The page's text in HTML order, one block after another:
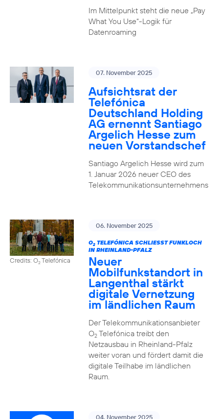
Im Mittelpunkt steht die neue „Pay
What You Use“-Logik für
Datenroaming
07. November 2025
Aufsichtsrat der
Telefónica
Deutschland Holding
AG ernennt Santiago
Argelich Hesse zum
neuen Vorstandschef
Santiago Argelich Hesse wird zum
1. Januar 2026 neuer CEO des
Telekommunikationsunternehmens
Credits: O2Telefónica
06. November 2025
O2TELEFÓNICA SCHLIESST FUNKLOCH I
N RHEINLAND-PFALZ
Neuer
Mobilfunkstandort in
Langenthal stärkt
digitale Vernetzung
im ländlichen Raum
Der Telekommunikationsanbieter
O2Telefónica treibt den
Netzausbau in Rheinland-Pfalz
weiter voran und fördert damit die
digitale Teilhabe im ländlichen
Raum.
04. November 2025